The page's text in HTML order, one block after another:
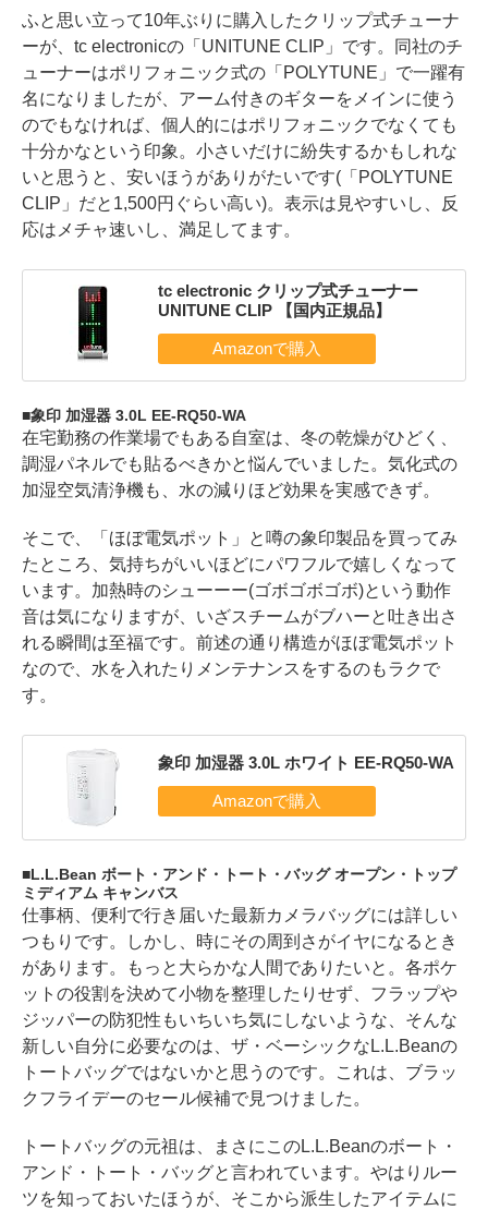
ふと思い立って10年ぶりに購入したクリップ式チューナ
ーが、tc electronicの「UNITUNE CLIP」です。同社のチ
ューナーはポリフォニック式の「POLYTUNE」で一躍有
名になりましたが、アーム付きのギターをメインに使う
のでもなければ、個人的にはポリフォニックでなくても
十分かなという印象。小さいだけに紛失するかもしれな
いと思うと、安いほうがありがたいです(「POLYTUNE
CLIP」だと1,500円ぐらい高い)。表示は見やすいし、反
応はメチャ速いし、満足してます。
tc electronic クリップ式チューナー
UNITUNE CLIP 【国内正規品】
象印 加湿器 3.0L EE-RQ50-WA
在宅勤務の作業場でもある自室は、冬の乾燥がひどく、
調湿パネルでも貼るべきかと悩んでいました。気化式の
加湿空気清浄機も、水の減りほど効果を実感できず。
そこで、「ほぼ電気ポット」と噂の象印製品を買ってみ
たところ、気持ちがいいほどにパワフルで嬉しくなって
います。加熱時のシューーー(ゴボゴボゴボ)という動作
音は気になりますが、いざスチームがブハーと吐き出さ
れる瞬間は至福です。前述の通り構造がほぼ電気ポット
なので、水を入れたりメンテナンスをするのもラクで
す。
象印 加湿器 3.0L ホワイト EE-RQ50-WA
L.L.Bean ボート・アンド・トート・バッグ オープン・トップ
ミディアム キャンバス
仕事柄、便利で行き届いた最新カメラバッグには詳しい
つもりです。しかし、時にその周到さがイヤになるとき
があります。もっと大らかな人間でありたいと。各ポケ
ットの役割を決めて小物を整理したりせず、フラップや
ジッパーの防犯性もいちいち気にしないような、そんな
新しい自分に必要なのは、ザ・ベーシックなL.L.Beanの
トートバッグではないかと思うのです。これは、ブラッ
クフライデーのセール候補で見つけました。
トートバッグの元祖は、まさにこのL.L.Beanのボート・
アンド・トート・バッグと言われています。やはりルー
ツを知っておいたほうが、そこから派生したアイテムに